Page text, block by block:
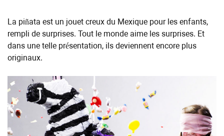
La piñata est un jouet creux du Mexique pour les enfants,
rempli de surprises. Tout le monde aime les surprises. Et
dans une telle présentation, ils deviennent encore plus
originaux.